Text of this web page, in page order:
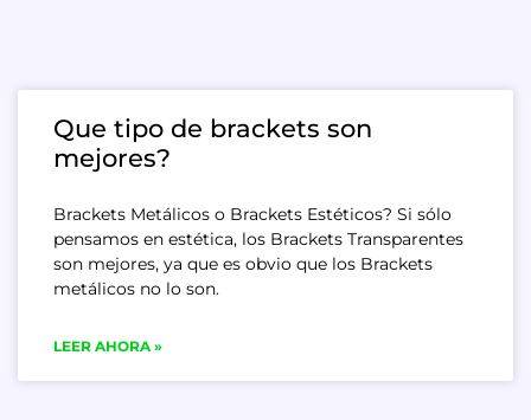
Que tipo de brackets son
mejores?
Brackets Metálicos o Brackets Estéticos? Si sólo
pensamos en estética, los Brackets Transparentes
son mejores, ya que es obvio que los Brackets
metálicos no lo son.
LEER AHORA »